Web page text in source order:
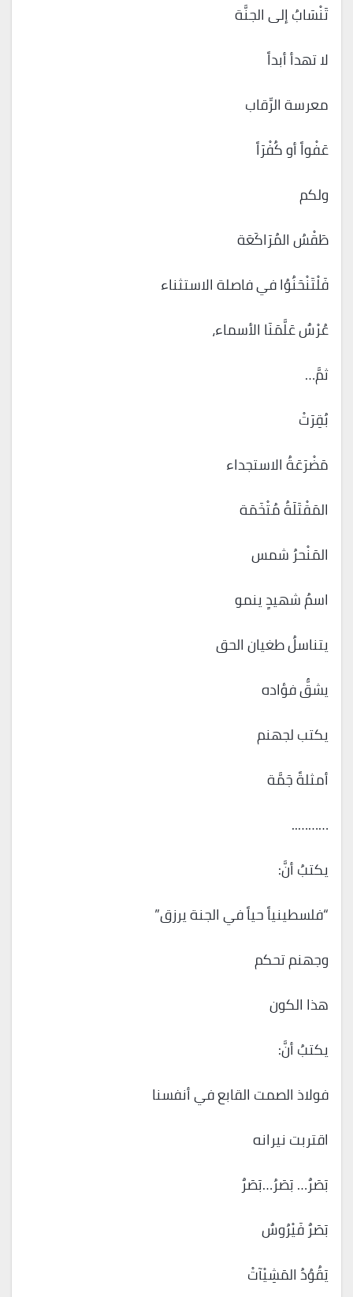
تَنْسَابُ إلى الجنَّة
لا تهدأ أبداً
معرسة الرِّقاب
عَفْواً أو كُفْرَاً
ولكم
طَقْسُ المُرَاكَعَة
فَلْتَنْحَنُوُا في فاصلة الاستثناء
عُرْسٌ عَلَّمَنَا الأسماء،
ثمَّ…
بُقِرَتْ
مَضْرَعَةُ الاستجداء
المَقْتَلَةُ مُتْخَمَة
المَنْحرُ شمس
اسمُ شهيدٍ ينمو
يتناسلُ طغيان الحق
يشقُّ فؤاده
يكتب لجهنم
أمثلةً جَمَّة
………..
يكتبُ أنَّ:
“فلسطينياً حياً في الجنة يرزق”
وجهنم تحكم
هذا الكون
يكتبُ أنَّ:
فولاذ الصمت القابع في أنفسنا
اقتربت نيرانه
بَصَرٌ… بَصَرُ…بَصَرٌ
بَصَرٌ فَيْرُوسٌ
يَقُوُدُ المَشِيْآتْ